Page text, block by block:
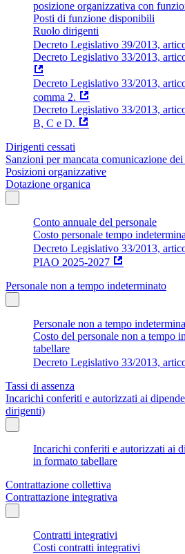
posizione organizzativa con
Posti di funzione disponibili
Ruolo dirigenti
Decreto Legislativo 39/2013,
Decreto Legislativo 33/2013,
Decreto Legislativo 33/2013,
comma 2.
Decreto Legislativo 33/2013,
B, C e D.
Dirigenti cessati
Sanzioni per mancata comunicazione dei
Posizioni organizzative
Dotazione organica
Conto annuale del personale
Costo personale tempo
Decreto Legislativo 33/2013,
PIAO 2025-2027
Personale non a tempo indeterminato
Personale non a tempo
Costo del personale non a tempo
tabellare
Decreto Legislativo 33/2013,
Tassi di assenza
Incarichi conferiti e autorizzati ai
dirigenti)
Incarichi conferiti e autorizzati ai
in formato tabellare
Contrattazione collettiva
Contrattazione integrativa
Contratti integrativi
Costi contratti integrativi